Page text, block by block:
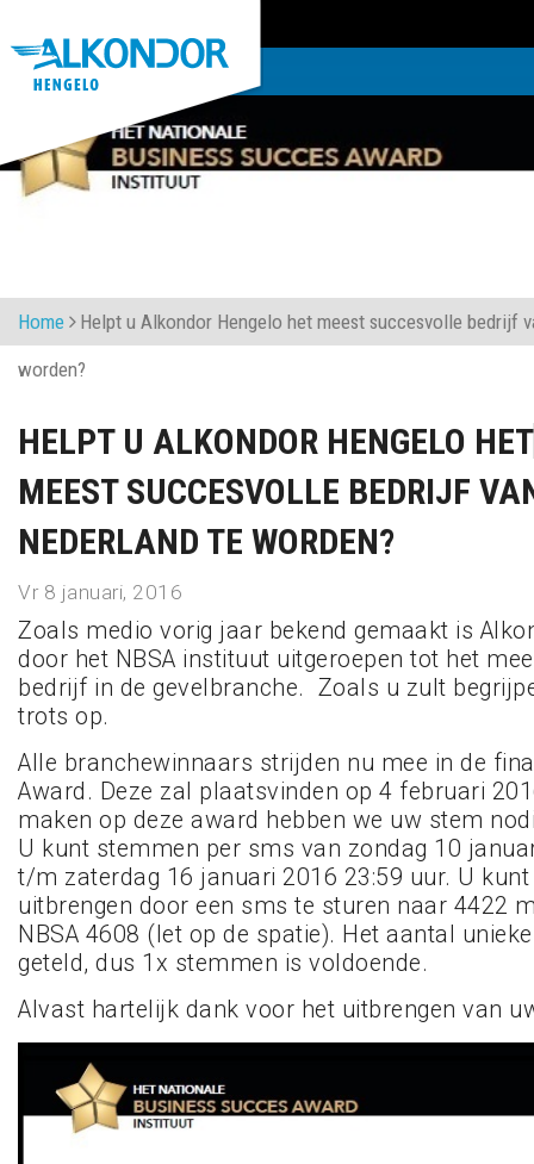
Home Helpt u Alkondor Hengelo het meest succesvolle bedrijf
worden?
HELPT U ALKONDOR HENGELO HET
MEEST SUCCESVOLLE BEDRIJF
NEDERLAND TE WORDEN?
Vr 8 januari, 2016
Zoals medio vorig jaar bekend gemaakt is
door het NBSA instituut uitgeroepen tot het
bedrijf in de gevelbranche. Zoals u zult
trots op.
Alle branchewinnaars strijden nu mee in de
Award. Deze zal plaatsvinden op 4 februari
maken op deze award hebben we uw stem
U kunt stemmen per sms van zondag 10
t/m zaterdag 16 januari 2016 23:59 uur. U
uitbrengen door een sms te sturen naar 4422
NBSA 4608 (let op de spatie). Het aantal
geteld, dus 1x stemmen is voldoende.
Alvast hartelijk dank voor het uitbrengen van